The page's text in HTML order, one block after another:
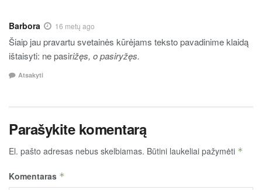
Barbora 16 metų ago
Šiaip jau pravartu svetainės kūrėjams teksto pavadinime klaidą
ištaisyti: ne pasirižęs, o pasiryžęs.
Atsakyti
Parašykite komentarą
El. pašto adresas nebus skelbiamas. Būtini laukeliai pažymėti *
Komentaras *